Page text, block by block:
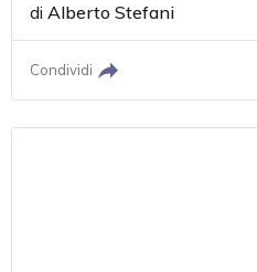
diAlberto Stefani
Condividi